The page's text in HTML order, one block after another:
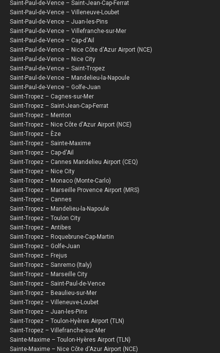
Saint-Paul-de-Vence – Saint-Jean-Cap-Ferrat
Saint-Paul-de-Vence – Villeneuve-Loubet
Saint-Paul-de-Vence – Juan-les-Pins
Saint-Paul-de-Vence – Villefranche-sur-Mer
Saint-Paul-de-Vence – Cap-d'Ail
Saint-Paul-de-Vence – Nice Côte d'Azur Airport (NCE)
Saint-Paul-de-Vence – Nice City
Saint-Paul-de-Vence – Saint-Tropez
Saint-Paul-de-Vence – Mandelieu-la-Napoule
Saint-Paul-de-Vence – Golfe-Juan
Saint-Tropez – Cagnes-sur-Mer
Saint-Tropez – Saint-Jean-Cap-Ferrat
Saint-Tropez – Menton
Saint-Tropez – Nice Côte d'Azur Airport (NCE)
Saint-Tropez – Èze
Saint-Tropez – Sainte-Maxime
Saint-Tropez – Cap-d'Ail
Saint-Tropez – Cannes Mandelieu Airport (CEQ)
Saint-Tropez – Nice City
Saint-Tropez – Monaco (Monte-Carlo)
Saint-Tropez – Marseille Provence Airport (MRS)
Saint-Tropez – Cannes
Saint-Tropez – Mandelieu-la-Napoule
Saint-Tropez – Toulon City
Saint-Tropez – Antibes
Saint-Tropez – Roquebrune-Cap-Martin
Saint-Tropez – Golfe-Juan
Saint-Tropez – Frejus
Saint-Tropez – Sanremo (Italy)
Saint-Tropez – Marseille City
Saint-Tropez – Saint-Paul-de-Vence
Saint-Tropez – Beaulieu-sur-Mer
Saint-Tropez – Villeneuve-Loubet
Saint-Tropez – Juan-les-Pins
Saint-Tropez – Toulon-Hyères Airport (TLN)
Saint-Tropez – Villefranche-sur-Mer
Sainte-Maxime – Toulon-Hyères Airport (TLN)
Sainte-Maxime – Nice Côte d'Azur Airport (NCE)